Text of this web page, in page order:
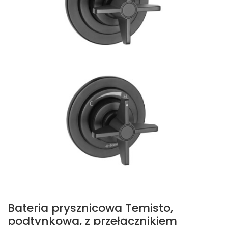
Bateria prysznicowa Temisto,
podtynkowa, z przełącznikiem